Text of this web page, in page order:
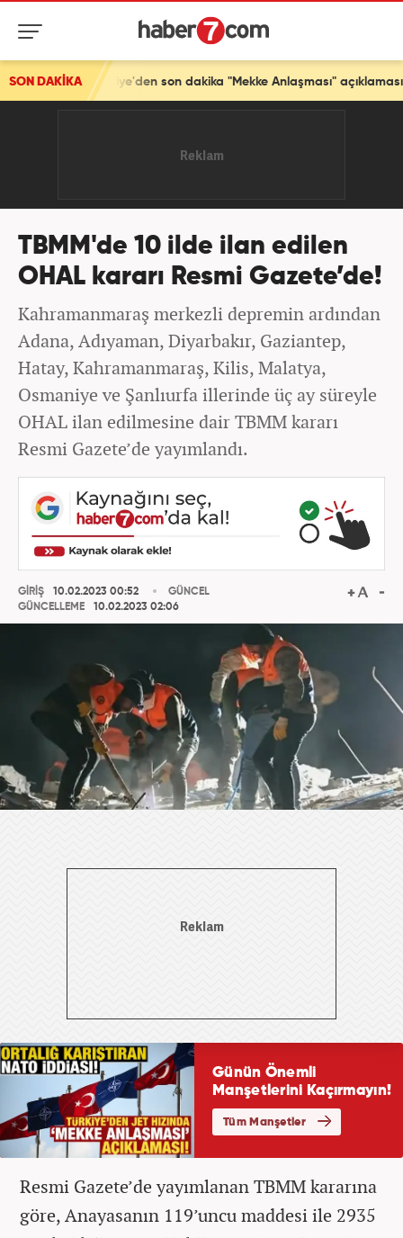
SON DAKİKA
Türkiye'den son dakika "Mekke Anlaşması" açıklaması
TBMM'de 10 ilde ilan edilen
OHAL kararı Resmi Gazete’de!
Kahramanmaraş merkezli depremin ardından
Adana, Adıyaman, Diyarbakır, Gaziantep,
Hatay, Kahramanmaraş, Kilis, Malatya,
Osmaniye ve Şanlıurfa illerinde üç ay süreyle
OHAL ilan edilmesine dair TBMM kararı
Resmi Gazete’de yayımlandı.
GİRİŞ
10.02.2023 00:52
GÜNCELLEME
10.02.2023 02:06
GÜNCEL
Resmi Gazete’de yayımlanan TBMM kararına
göre, Anayasanın 119’uncu maddesi ile 2935